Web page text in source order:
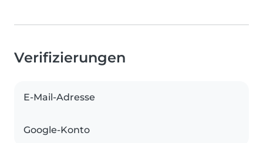
Verifizierungen
E-Mail-Adresse
Google-Konto